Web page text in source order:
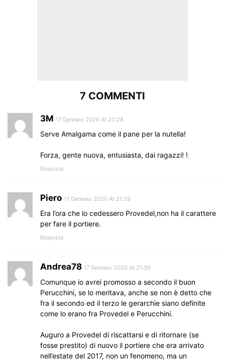
7 COMMENTI
3M 17 Gennaio 2020 At 20:28
Serve Amalgama come il pane per la nutella!
Forza, gente nuova, entusiasta, dai ragazzi! !
Risposta
Piero 17 Gennaio 2020 At 21:29
Era l’ora che lo cedessero Provedel,non ha il carattere
per fare il portiere.
Risposta
Andrea78 17 Gennaio 2020 At 21:39
Comunque io avrei promosso a secondo il buon
Perucchini, se lo meritava, anche se non è detto che
fra il secondo ed il terzo le gerarchie siano definite
come lo erano fra Provedel e Perucchini.
Auguro a Provedel di riscattarsi e di ritornare (se
fosse prestito) di nuovo il portiere che era arrivato
nell’estate del 2017, non un fenomeno, ma un